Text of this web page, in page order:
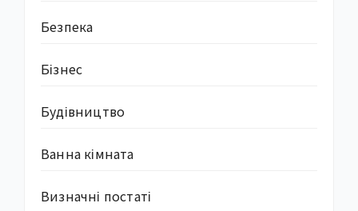
Безпека
Бізнес
Будівництво
Ванна кімната
Визначні постаті